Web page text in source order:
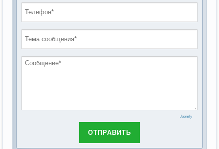
СОСТАВ рабочей группы по организации и
проведению публичных слушаний по
обсуждению Федерального закона Российской
основах социального обслуживания граждан в
2020 год
2019 год
2018 год
Joomly
ОТПРАВИТЬ